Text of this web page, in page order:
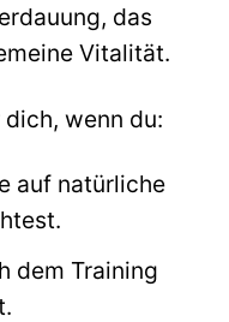
das
Vitalität.
wenn du:
auf natürliche
dem Training